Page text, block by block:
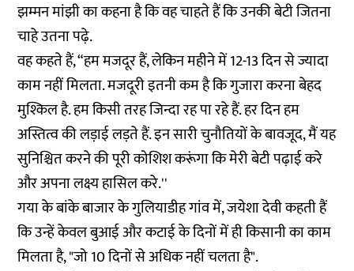
झम्मन मांझी का कहना है कि वह चाहते हैं कि उनकी बेटी जितना
चाहे उतना पढ़े.
वह कहते हैं, “हम मजदूर हैं, लेकिन महीने में 12-13 दिन से ज्यादा
काम नहीं मिलता. मजदूरी इतनी कम है कि गुजारा करना बेहद
मुश्किल है. हम किसी तरह जिन्दा रह पा रहे हैं. हर दिन हम
अस्तित्व की लड़ाई लड़ते हैं. इन सारी चुनौतियों के बावजूद, मैं यह
सुनिश्चित करने की पूरी कोशिश करूंगा कि मेरी बेटी पढ़ाई करे
और अपना लक्ष्य हासिल करे.''
गया के बांके बाजार के गुलियाडीह गांव में, जयेशा देवी कहती हैं
कि उन्हें केवल बुआई और कटाई के दिनों में ही किसानी का काम
मिलता है, "जो 10 दिनों से अधिक नहीं चलता है".